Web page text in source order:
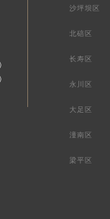
沙坪坝区
北碚区
长寿区
永川区
大足区
潼南区
梁平区